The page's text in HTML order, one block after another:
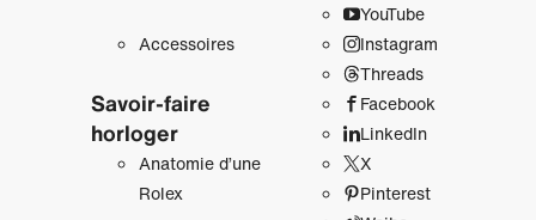
Accessoires
Savoir‑faire
horloger
Anatomie d’une
Rolex
YouTube
Instagram
Threads
Facebook
LinkedIn
X
Pinterest